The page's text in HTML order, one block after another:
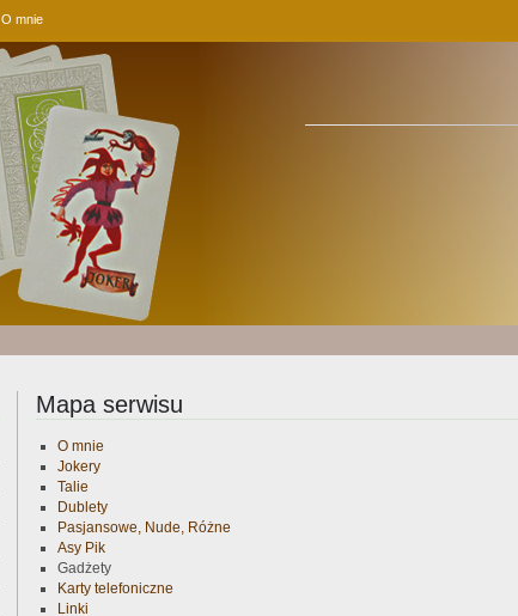
O mnie
Mapa serwisu
O mnie
Jokery
Talie
Dublety
Pasjansowe, Nude, Różne
Asy Pik
Gadżety
Karty telefoniczne
Linki